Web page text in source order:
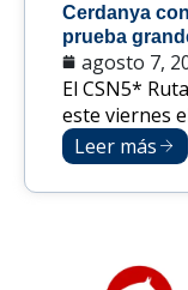
Cerdanya
prueba
agosto 7,
El CSN5*
este viernes
Leer más